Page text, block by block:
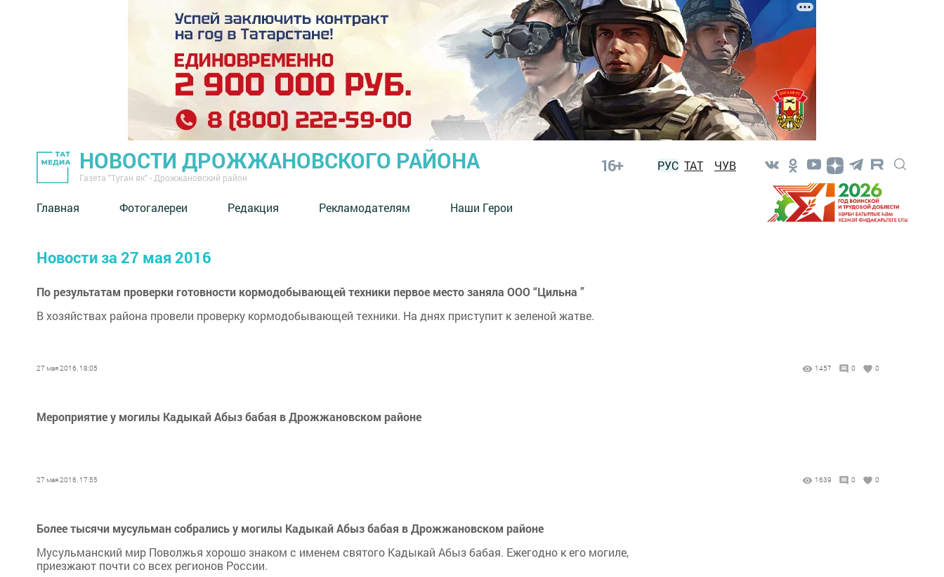
НОВОСТИ ДРОЖЖАНОВСКОГО РАЙОНА
Газета "Туган як" - Дрожжановский район
16+ РУС ТАТ ЧУВ
Главная Фотогалереи Редакция Рекламодателям Наши Герои
Новости за 27 мая 2016
По результатам проверки готовности кормодобывающей техники первое место заняла ООО “Цильна ”
В хозяйствах района провели проверку кормодобывающей техники. На днях приступит к зеленой жатве.
27 мая 2016, 18:05 1457 0 0
Мероприятие у могилы Кадыкай Абыз бабая в Дрожжановском районе
27 мая 2016, 17:55 1639 0 0
Более тысячи мусульман собрались у могилы Кадыкай Абыз бабая в Дрожжановском районе
Мусульманский мир Поволжья хорошо знаком с именем святого Кадыкай Абыз бабая. Ежегодно к его могиле,
приезжают почти со всех регионов России.